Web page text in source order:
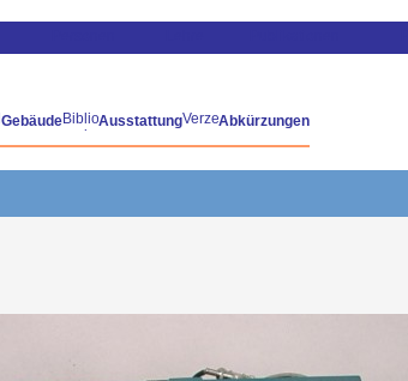
Gebäude Ausstattung Abkürzungen